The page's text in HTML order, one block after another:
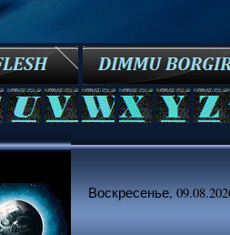
Воскресенье,